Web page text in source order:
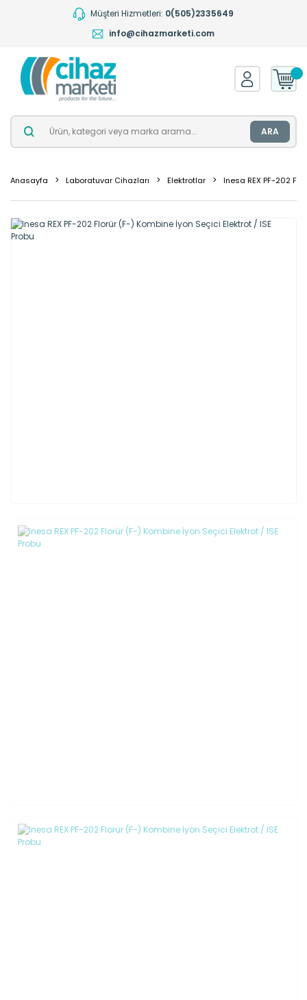
Müşteri Hizmetleri: 0(505)2335649
info@cihazmarketi.com
ARA
Anasayfa Laboratuvar Cihazları Elektrotlar Inesa REX PF-202